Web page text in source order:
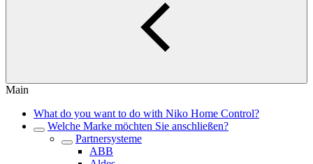
Main
What do you want to do with Niko Home Control?
Welche Marke möchten Sie anschließen?
Partnersysteme
ABB